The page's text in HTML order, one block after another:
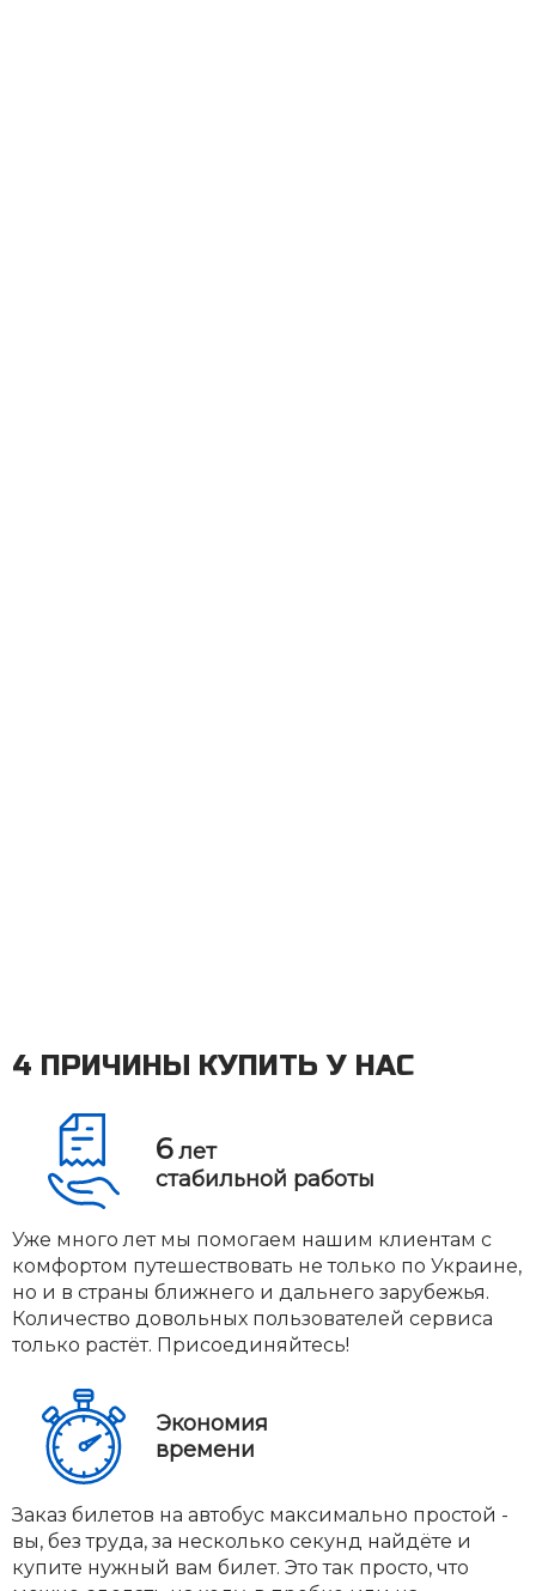
4 ПРИЧИНЫ КУПИТЬ У НАС
6лет
стабильной работы
Уже много лет мы помогаем нашим клиентам с
комфортом путешествовать не только по Украине,
но и в страны ближнего и дальнего зарубежья.
Количество довольных пользователей сервиса
только растёт. Присоединяйтесь!
Экономия
времени
Заказ билетов на автобус максимально простой -
вы, без труда, за несколько секунд найдёте и
купите нужный вам билет. Это так просто, что